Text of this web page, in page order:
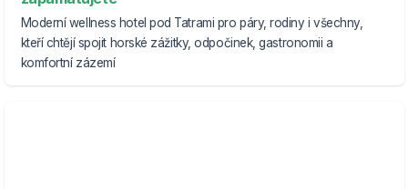
Moderní wellness hotel pod Tatrami pro páry, rodiny i všechny,
kteří chtějí spojit horské zážitky, odpočinek, gastronomii a
komfortní zázemí